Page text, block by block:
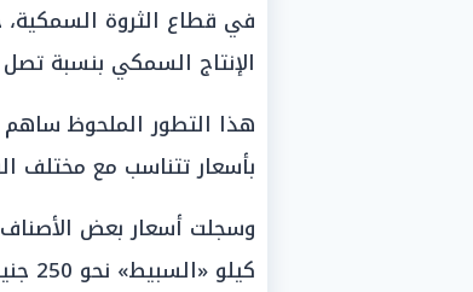
في قطاع الثروة السمكية،
الإنتاج السمكي بنسبة تصل
هذا التطور الملحوظ ساهم
بأسعار تتناسب مع مختلف
وسجلت أسعار بعض